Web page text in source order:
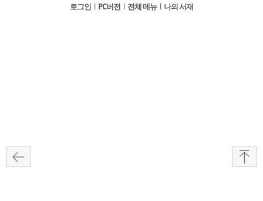
로그인 l PC버전 l 전체 메뉴 l 나의 서재